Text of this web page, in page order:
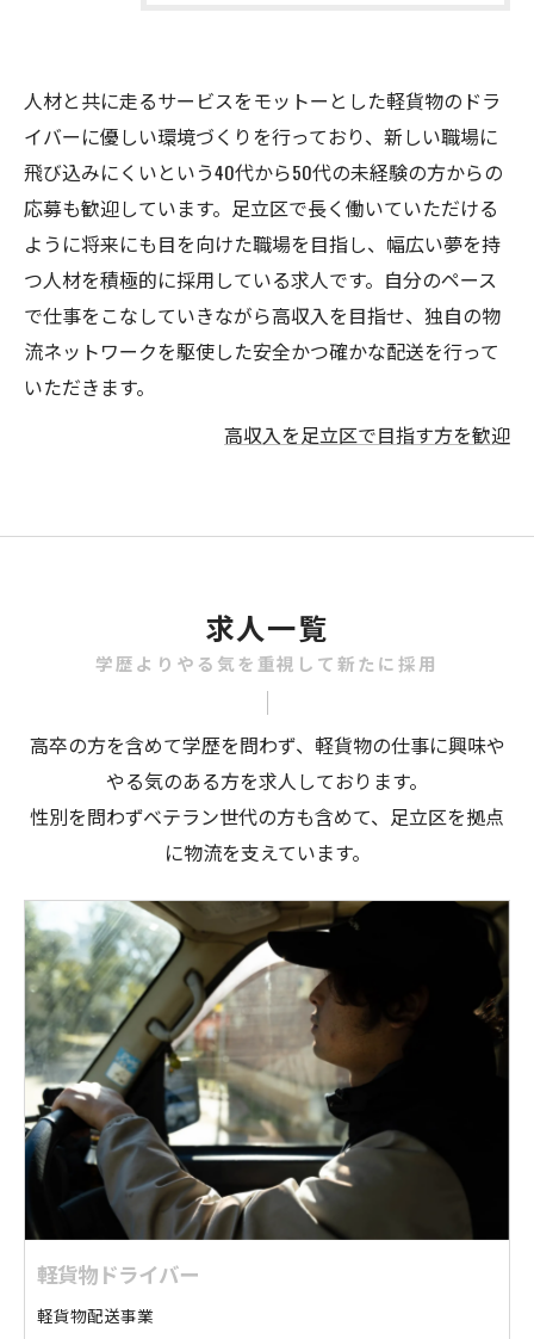
人材と共に走るサービスをモットーとした軽貨物のドラ
イバーに優しい環境づくりを行っており、新しい職場に
飛び込みにくいという40代から50代の未経験の方からの
応募も歓迎しています。足立区で長く働いていただける
ように将来にも目を向けた職場を目指し、幅広い夢を持
つ人材を積極的に採用している求人です。自分のペース
で仕事をこなしていきながら高収入を目指せ、独自の物
流ネットワークを駆使した安全かつ確かな配送を行って
いただきます。
高収入を足立区で目指す方を歓迎
求人一覧
学歴よりやる気を重視して新たに採用
高卒の方を含めて学歴を問わず、軽貨物の仕事に興味や
やる気のある方を求人しております。
性別を問わずベテラン世代の方も含めて、足立区を拠点
に物流を支えています。
軽貨物ドライバー
軽貨物配送事業